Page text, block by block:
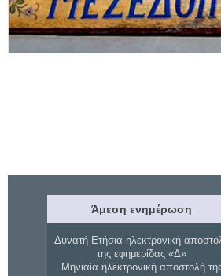
Άμεση ενημέρωση
Δυνατή Ετήσια ηλεκτρονική
της εφημερίδας «Δ»
Μηνιαία ηλεκτρονική αποστολή